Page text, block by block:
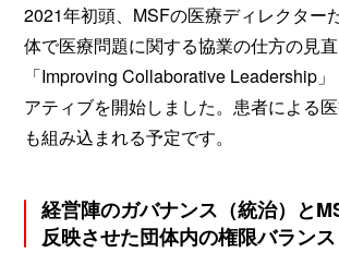
2021年初頭、MSFの医療ディレクター
体で医療問題に関する協業の仕方の見
「Improving Collaborative Leadership
アティブを開始しました。患者による
も組み込まれる予定です。
経営陣のガバナンス（統治）と
反映させた団体内の権限バランス